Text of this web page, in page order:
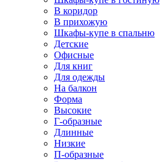
В коридор
В прихожую
Шкафы-купе в спальню
Детские
Офисные
Для книг
Для одежды
На балкон
Форма
Высокие
Г-образные
Длинные
Низкие
П-образные